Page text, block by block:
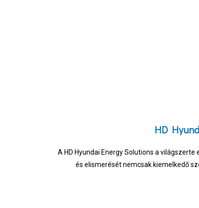
HD
A HD Hyundai Energy Solutions a
és elismerését nemcsak kiemelkedő